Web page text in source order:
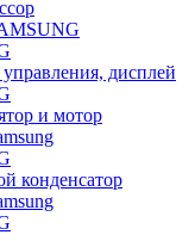
дисплей
и мотор
конденсатор